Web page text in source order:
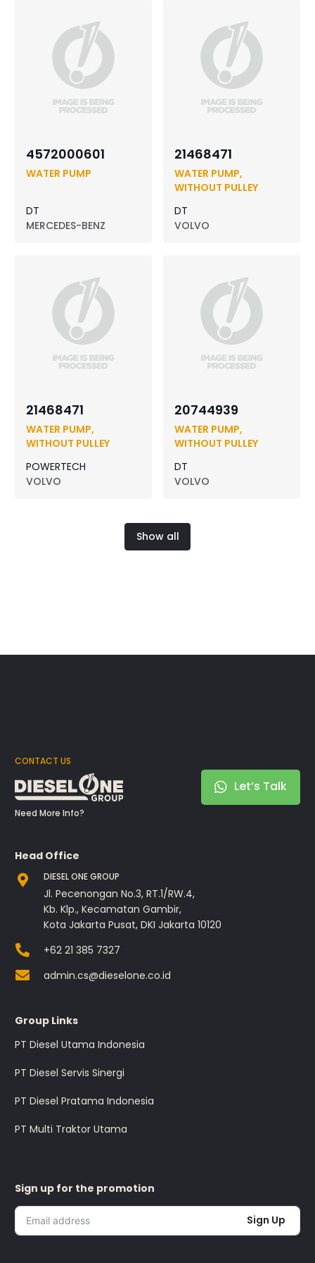
4572000601
WATER PUMP
DT
MERCEDES-BENZ
21468471
WATER PUMP,
WITHOUT PULLEY
DT
VOLVO
21468471
WATER PUMP,
WITHOUT PULLEY
POWERTECH
VOLVO
20744939
WATER PUMP,
WITHOUT PULLEY
DT
VOLVO
Show all
CONTACT US
Need More Info?
Let’s Talk
Head Office
DIESEL ONE GROUP
Jl. Pecenongan No.3, RT.1/RW.4,
Kb. Klp., Kecamatan Gambir,
Kota Jakarta Pusat, DKI Jakarta 10120
+62 21 385 7327
admin.cs@dieselone.co.id
Group Links
PT Diesel Utama Indonesia
PT Diesel Servis Sinergi
PT Diesel Pratama Indonesia
PT Multi Traktor Utama
Sign up for the promotion
Sign Up